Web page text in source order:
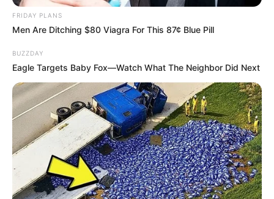
FRIDAY PLANS
Men Are Ditching $80 Viagra For This 87¢ Blue Pill
BUZZDAY
Eagle Targets Baby Fox—Watch What The Neighbor Did Next